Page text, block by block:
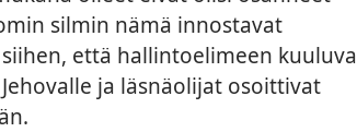
silmin nämä innostavat
että hallintoelimeen kuuluva
ja läsnäolijat osoittivat